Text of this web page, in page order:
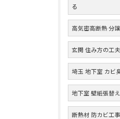
る
高気密高断熱 分
玄関 住み方の工
埼玉 地下室 カビ
地下室 壁紙張替
断熱材 防カビ工事